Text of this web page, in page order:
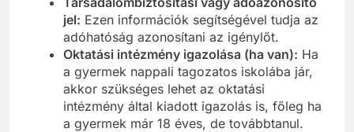
jel: Ezen információk segítségével tudja az
adóhatóság azonosítani az igénylőt.
Oktatási intézmény igazolása (ha van): Ha
a gyermek nappali tagozatos iskolába jár,
akkor szükséges lehet az oktatási
intézmény által kiadott igazolás is, főleg ha
a gyermek már 18 éves, de továbbtanul.